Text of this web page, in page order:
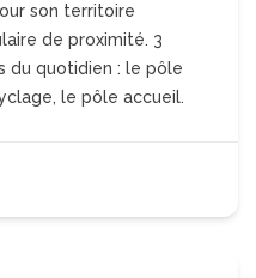
son territoire
de proximité. 3
du quotidien : le pôle
le pôle accueil.